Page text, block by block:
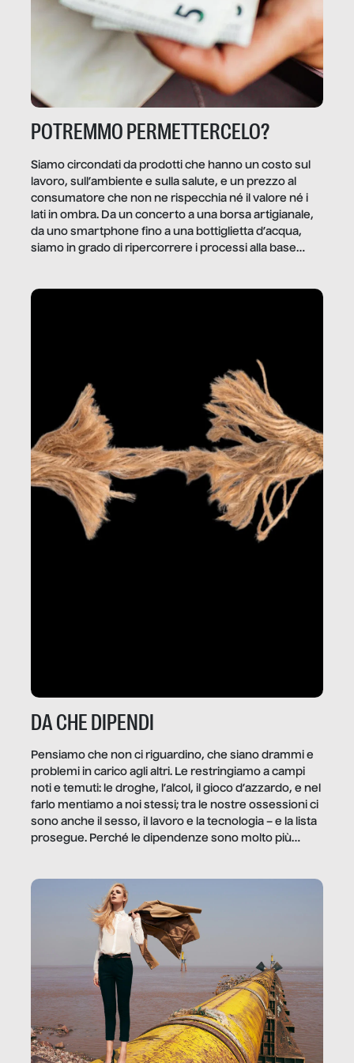
POTREMMO PERMETTERCELO?
Siamo circondati da prodotti che hanno un costo sul
lavoro, sull’ambiente e sulla salute, e un prezzo al
consumatore che non ne rispecchia né il valore né i
lati in ombra. Da un concerto a una borsa artigianale,
da uno smartphone fino a una bottiglietta d’acqua,
siamo in grado di ripercorrere i processi alla base
dietro gli oggetti e i servizi che fanno la nostra vita
DA CHE DIPENDI
Pensiamo che non ci riguardino, che siano drammi e
problemi in carico agli altri. Le restringiamo a campi
noti e temuti: le droghe, l’alcol, il gioco d’azzardo, e nel
farlo mentiamo a noi stessi; tra le nostre ossessioni ci
sono anche il sesso, il lavoro e la tecnologia – e la lista
prosegue. Perché le dipendenze sono molto più
trae un guadagno. In questo reportage vediamo
quale e come.